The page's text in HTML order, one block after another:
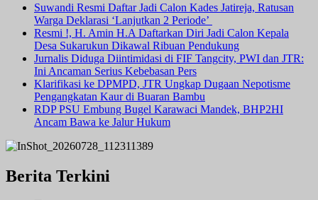
Suwandi Resmi Daftar Jadi Calon Kades Jatireja, Ratusan
Warga Deklarasi ‘Lanjutkan 2 Periode’
Resmi !, H. Amin H.A Daftarkan Diri Jadi Calon Kepala
Desa Sukarukun Dikawal Ribuan Pendukung
Jurnalis Diduga Diintimidasi di FIF Tangcity, PWI dan JTR:
Ini Ancaman Serius Kebebasan Pers
Klarifikasi ke DPMPD, JTR Ungkap Dugaan Nepotisme
Pengangkatan Kaur di Buaran Bambu
RDP PSU Embung Bugel Karawaci Mandek, BHP2HI
Ancam Bawa ke Jalur Hukum
Berita Terkini